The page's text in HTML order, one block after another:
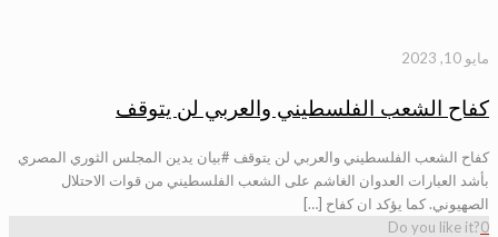
مايو 10, 2023
كفاح الشعب الفلسطيني والعربي لن يتوقف
كفاح الشعب الفلسطيني والعربي لن يتوقف #بيان يدين المجلس الثوري المصري
بأشد العبارات العدوان الغاشم على الشعب الفلسطيني من قوات الاحتلال
الصهيوني. كما يؤكد ان كفاح […]
Do you like it?0